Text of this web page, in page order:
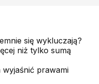
się wykluczają?
niż tylko sumą
prawami